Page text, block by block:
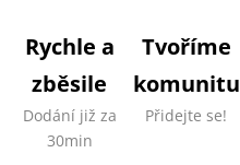
Rychle a
zběsile
Dodání již za
30min
Tvoříme
komunitu
Přidejte se!